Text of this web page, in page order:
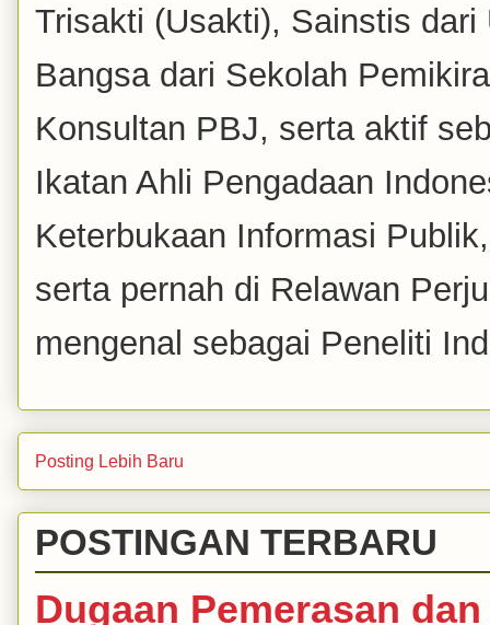
Trisakti (Usakti), Sainstis
Bangsa dari Sekolah
Konsultan PBJ, serta aktif
Ikatan Ahli Pengadaan
Keterbukaan Informasi
serta pernah di Relawan
mengenal sebagai Peneliti
Posting Lebih Baru
POSTINGAN TERBARU
Dugaan Pemerasan